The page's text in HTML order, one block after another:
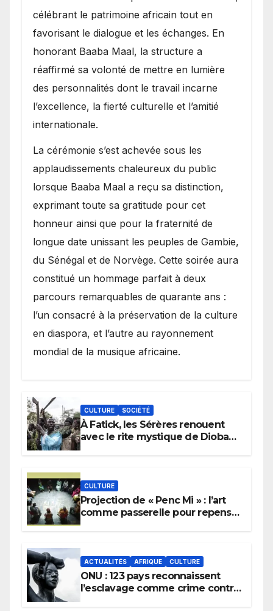
célébrant le patrimoine africain tout en
favorisant le dialogue et les échanges. En
honorant Baaba Maal, la structure a
réaffirmé sa volonté de mettre en lumière
des personnalités dont le travail incarne
l’excellence, la fierté culturelle et l’amitié
internationale.
​La cérémonie s’est achevée sous les
applaudissements chaleureux du public
lorsque Baaba Maal a reçu sa distinction,
exprimant toute sa gratitude pour cet
honneur ainsi que pour la fraternité de
longue date unissant les peuples de Gambie,
du Sénégal et de Norvège. Cette soirée aura
constitué un hommage parfait à deux
parcours remarquables de quarante ans :
l’un consacré à la préservation de la culture
en diaspora, et l’autre au rayonnement
mondial de la musique africaine.
CULTURE SOCIÉTÉ
À Fatick, les Sérères renouent
avec le rite mystique de Diobaye
CULTURE
Projection de « Penc Mi » : l’art
comme passerelle pour repenser
ACTUALITÉS AFRIQUE CULTURE
ONU : 123 pays reconnaissent
l’esclavage comme crime contre